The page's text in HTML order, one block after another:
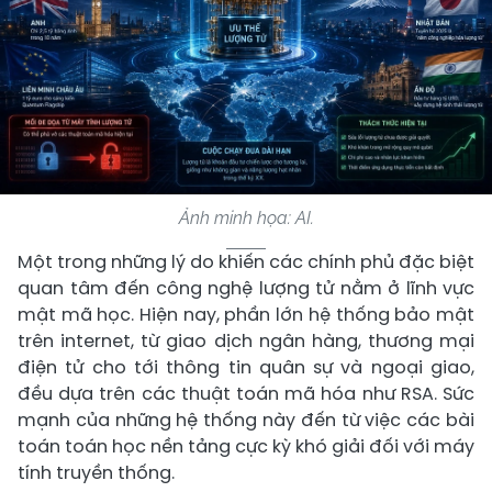
Ảnh minh họa: AI.
Một trong những lý do khiến các chính phủ đặc biệt
quan tâm đến công nghệ lượng tử nằm ở lĩnh vực
mật mã học. Hiện nay, phần lớn hệ thống bảo mật
trên internet, từ giao dịch ngân hàng, thương mại
điện tử cho tới thông tin quân sự và ngoại giao,
đều dựa trên các thuật toán mã hóa như RSA. Sức
mạnh của những hệ thống này đến từ việc các bài
toán toán học nền tảng cực kỳ khó giải đối với máy
tính truyền thống.